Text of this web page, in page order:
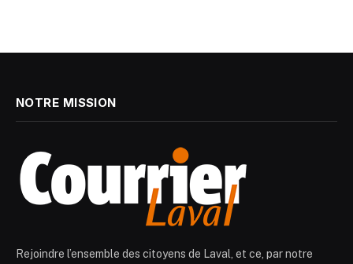
NOTRE MISSION
Rejoindre l’ensemble des citoyens de Laval, et ce, par notre